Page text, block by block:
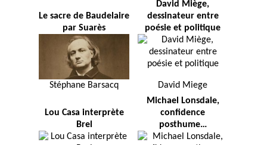
Le sacre de Baudelaire
par Suarès
Stéphane Barsacq
David Miège,
dessinateur entre
poésie et politique
David Miege
Lou Casa interprète
Brel
Michael Lonsdale,
confidence
posthume…